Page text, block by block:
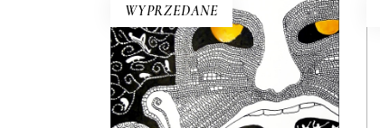
WYPRZEDANE
ZAPOMNIANE ŚWIATŁO
Po co dziś czytać Demla?
Choćby po to, aby się przekonać,
że wszystkie źle społecznie